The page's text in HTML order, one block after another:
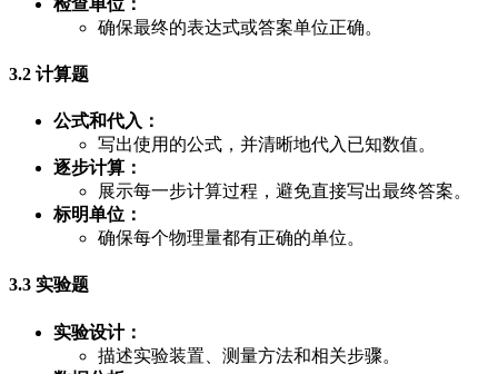
确保最终的表达式或答案单位正确。
3.2 计算题
公式和代入：
写出使用的公式，并清晰地代入已知数值。
逐步计算：
展示每一步计算过程，避免直接写出最终答案。
标明单位：
确保每个物理量都有正确的单位。
3.3 实验题
实验设计：
描述实验装置、测量方法和相关步骤。